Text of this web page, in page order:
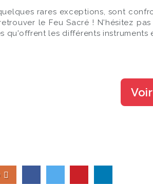
rares exceptions, sont
le Feu Sacré ! N'hésitez pas
qu'offrent les différents instruments